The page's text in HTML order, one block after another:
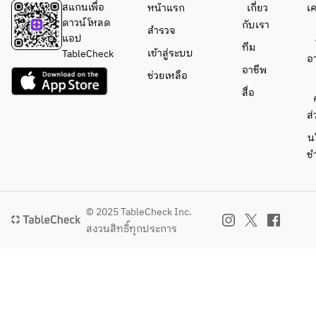
สแกนเพื่อ
ดาวน์โหลด
แอป
TableCheck
หน้าแรก
สำรวจ
เข้าสู่ระบบ
ช่วยเหลือ
เกี่ยว
กับเรา
ทีม
อาชีพ
สื่อ
เ
อ
ส่
น
ช
© 2025 TableCheck Inc.
สงวนสิทธิ์ทุกประการ